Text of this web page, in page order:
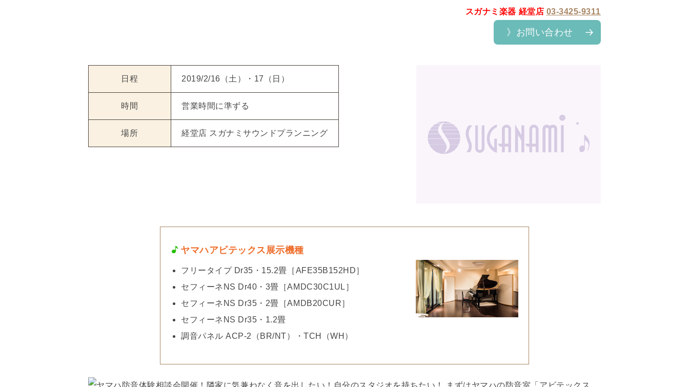
スガナミ楽器 経堂店 03-3425-9311
》お問い合わせ
日程 2019/2/16（土）・17（日）
時間 営業時間に準ずる
場所 経堂店 スガナミサウンドプランニング
ヤマハアビテックス展示機種
フリータイプ Dr35・15.2畳［AFE35B152HD］
セフィーネNS Dr40・3畳［AMDC30C1UL］
セフィーネNS Dr35・2畳［AMDB20CUR］
セフィーネNS Dr35・1.2畳
調音パネル ACP-2（BR/NT）・TCH（WH）